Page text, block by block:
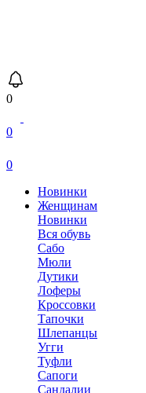
0
0
0
Новинки
Женщинам
Новинки
Вся обувь
Сабо
Мюли
Дутики
Лоферы
Кроссовки
Тапочки
Шлепанцы
Угги
Туфли
Сапоги
Сандалии